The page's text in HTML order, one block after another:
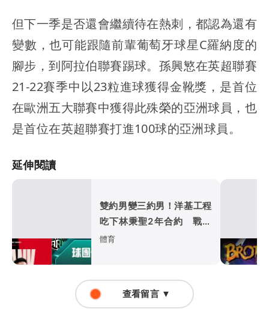
但下一季是否還會繼續待在熱刺，都認為還有
變數，也可能跟隨前輩葡萄牙球星C羅納度的
腳步，到阿拉伯聯賽踢球。孫興慜在英超聯賽
21-22賽季中以23粒進球獲得金靴獎，是首位
在歐洲五大聯賽中獲得此殊榮的亞洲球員，也
是首位在英超聯賽打進100球的亞洲球員。
延伸閱讀
雙約男變三約男！洋基工程
吃下林秉聖2年合約 戰神
超暖背官司又送球員
體育
查看留言 ▼